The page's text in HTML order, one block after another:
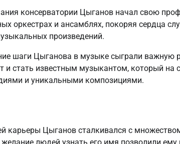
консерватории Цыганов начал свою
оркестрах и ансамблях, покоряя сердца
произведений.
шаги Цыганова в музыке сыграли важную
и стать известным музыкантом, который на
и уникальными композициями.
карьеры Цыганов сталкивался с